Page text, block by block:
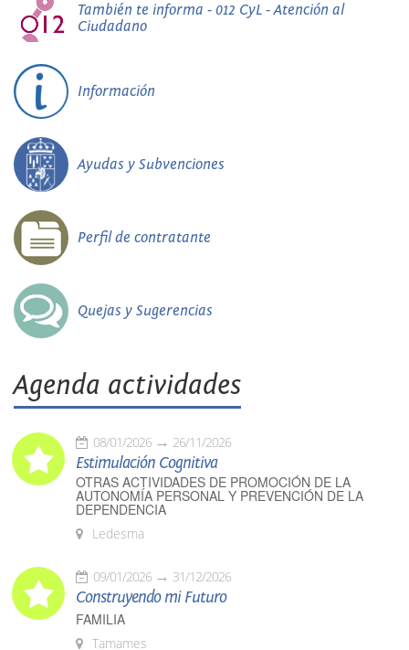
También te informa - 012 CyL - Atención al
Ciudadano
Información
Ayudas y Subvenciones
Perfil de contratante
Quejas y Sugerencias
Agenda actividades
08/01/2026 26/11/2026
Estimulación Cognitiva
OTRAS ACTIVIDADES DE PROMOCIÓN DE LA
AUTONOMÍA PERSONAL Y PREVENCIÓN DE LA
DEPENDENCIA
Ledesma
09/01/2026 31/12/2026
Construyendo mi Futuro
FAMILIA
Tamames